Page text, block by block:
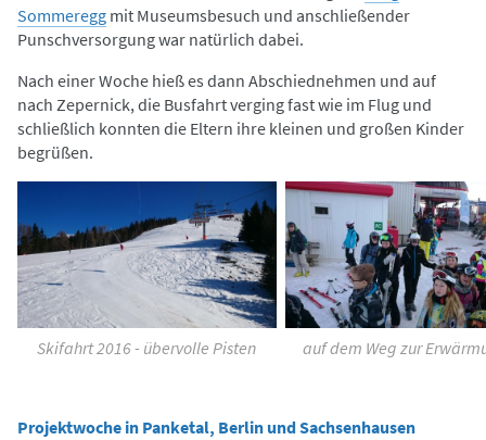
Sommeregg mit Museumsbesuch und anschließender
Punschversorgung war natürlich dabei.
Nach einer Woche hieß es dann Abschiednehmen und auf
nach Zepernick, die Busfahrt verging fast wie im Flug und
schließlich konnten die Eltern ihre kleinen und großen Kinder
begrüßen.
Skifahrt 2016 - übervolle Pisten auf dem Weg zur
Projektwoche in Panketal, Berlin und Sachsenhausen